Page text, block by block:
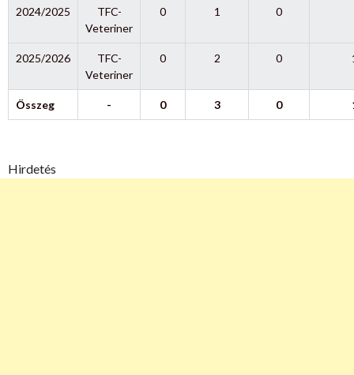
2024/2025
TFC-
Veteriner
0 1 0
2025/2026
TFC-
Veteriner
0 2 0
Összeg - 0 3 0
Hirdetés